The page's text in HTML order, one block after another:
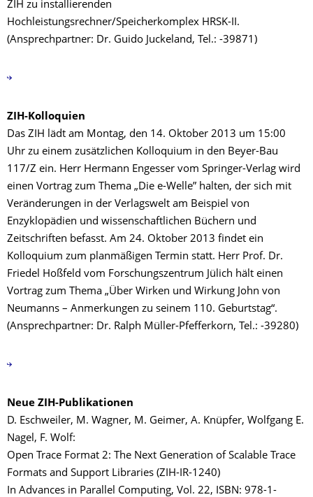
ZIH zu installierenden
Hochleistungsrechner/Speicherkomplex HRSK-II.
(Ansprechpartner: Dr. Guido Juckeland, Tel.: -39871)
ZIH-Kolloquien
Das ZIH lädt am Montag, den 14. Oktober 2013 um 15:00
Uhr zu einem zusätzlichen Kolloquium in den Beyer-Bau
117/Z ein. Herr Hermann Engesser vom Springer-Verlag wird
einen Vortrag zum Thema „Die e-Welle” halten, der sich mit
Veränderungen in der Verlagswelt am Beispiel von
Enzyklopädien und wissenschaftlichen Büchern und
Zeitschriften befasst. Am 24. Oktober 2013 findet ein
Kolloquium zum planmäßigen Termin statt. Herr Prof. Dr.
Friedel Hoßfeld vom Forschungszentrum Jülich hält einen
Vortrag zum Thema „Über Wirken und Wirkung John von
Neumanns – Anmerkungen zu seinem 110. Geburtstag“.
(Ansprechpartner: Dr. Ralph Müller-Pfefferkorn, Tel.: -39280)
Neue ZIH-Publikationen
D. Eschweiler, M. Wagner, M. Geimer, A. Knüpfer, Wolfgang E.
Nagel, F. Wolf:
Open Trace Format 2: The Next Generation of Scalable Trace
Formats and Support Libraries (ZIH-IR-1240)
In Advances in Parallel Computing, Vol. 22, ISBN: 978-1-